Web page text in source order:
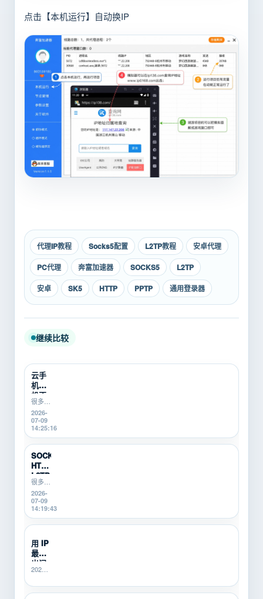
点击【本机运行】自动换IP
代理IP教程 Socks5配置 L2TP教程
安卓代理
PC代理
奔富加速器 SOCKS5
L2TP
安卓
SK5 HTTP PPTP 通用登录器
继续比较
云手
机挂
机不
稳定
怎么
办？
游戏
搬砖
新
手...
很多游
戏搬
砖、游
戏打金
新手在
使用云
手机挂
机时，
会遇到
掉线、
卡顿、
登录异
常、运
行中断
等问
文从...
2026-
07-09
14:25:16
SOCKS5、
HTTP、
L2TP/P...
很多游
戏搬
砖、游
戏打
金、多
开挂机
手，不
知道
SOCKS5、
HTTP、
有什...
2026-
07-09
14:19:43
用 IP
最怕
出问
题没
管？
2026-
21:40:14